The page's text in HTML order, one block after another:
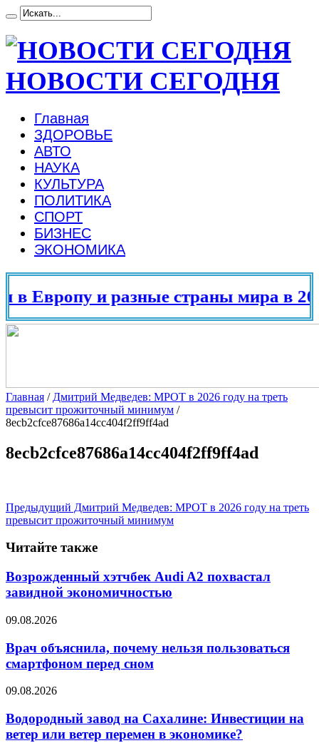
НОВОСТИ СЕГОДНЯ
Главная
ЗДОРОВЬЕ
АВТО
НАУКА
КУЛЬТУРА
ПОЛИТИКА
СПОРТ
БИЗНЕС
ЭКОНОМИКА
Европу и разные страны мира в
Главная / Дмитрий Медведев: МРОТ в 2026 году на треть
превысит прожиточный минимум /
8ecb2cfce87686a14cc404f2ff9ff4ad
8ecb2cfce87686a14cc404f2ff9ff4ad
Предыдущий Дмитрий Медведев: МРОТ в 2026 году на треть
превысит прожиточный минимум
Читайте также
Возрожденный хэтчбек Audi A2 похвастал
завидной экономичностью
09.08.2026
Врач объяснила, почему нельзя пользоваться
смартфоном перед сном
09.08.2026
Водородный завод на Сахалине: Инвестиции на
ветер или ветер перемен в экономике?